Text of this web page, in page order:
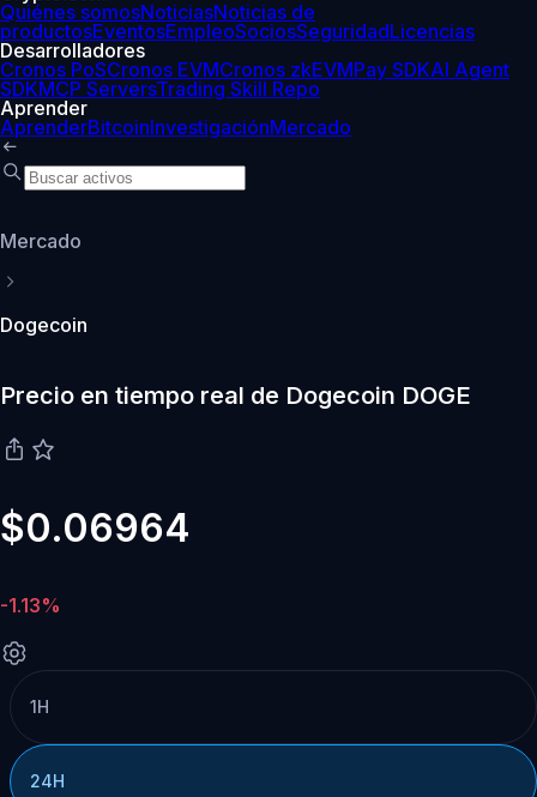
Quiénes somosNoticiasNoticias de
productosEventosEmpleoSociosSeguridadLicencias
Desarrolladores
Cronos PoSCronos EVMCronos zkEVMPay SDKAI Agent
SDKMCP ServersTrading Skill Repo
Aprender
AprenderBitcoinInvestigaciónMercado
Mercado
Dogecoin
Precio en tiempo real de Dogecoin DOGE
$0.06964
-1.13%
1H
24H